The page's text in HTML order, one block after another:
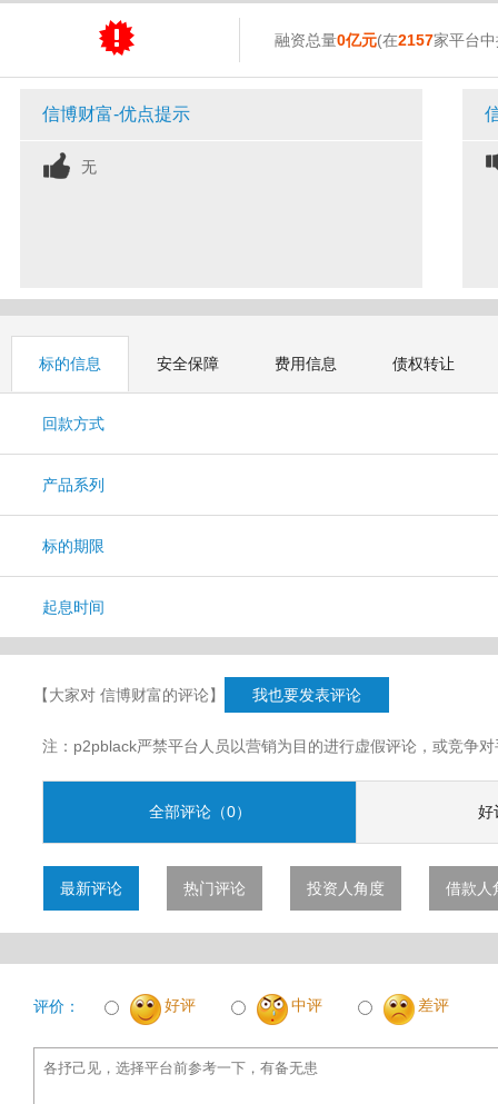
融资总量0亿元(在2157家平台
信博财富-优点提示
无
标的信息 安全保障 费用信息 债权转让
回款方式
产品系列
标的期限
起息时间
【大家对 信博财富的评论】 我也要发表评论
注：p2pblack严禁平台人员以营销为目的进行虚假评论，或竞争
全部评论（0） 好
最新评论 热门评论 投资人角度 借款人
评价： 好评 中评 差评